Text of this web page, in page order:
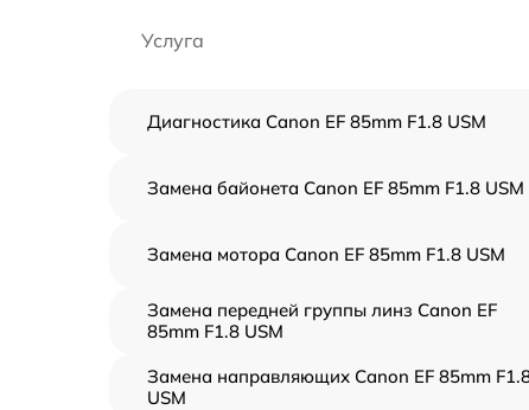
Услуга
Диагностика Canon EF 85mm F1.8 USM
Замена байонета Canon EF 85mm F1.8 USM
Замена мотора Canon EF 85mm F1.8 USM
Замена передней группы линз Canon EF
85mm F1.8 USM
Замена направляющих Canon EF 85mm
USM